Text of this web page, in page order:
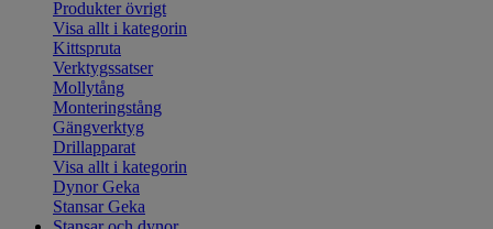
Produkter övrigt
Visa allt i kategorin
Kittspruta
Verktygssatser
Mollytång
Monteringstång
Gängverktyg
Drillapparat
Visa allt i kategorin
Dynor Geka
Stansar Geka